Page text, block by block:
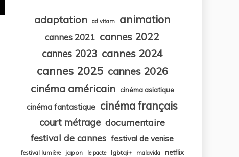
adaptation ad vitam animation
cannes 2021 cannes 2022
cannes 2023 cannes 2024
cannes 2025 cannes 2026
cinéma américain
cinéma asiatique
cinéma fantastique cinéma français
court métrage documentaire
festival de cannes festival de venise
festival lumière japon le pacte lgbtqi+ malavida netflix